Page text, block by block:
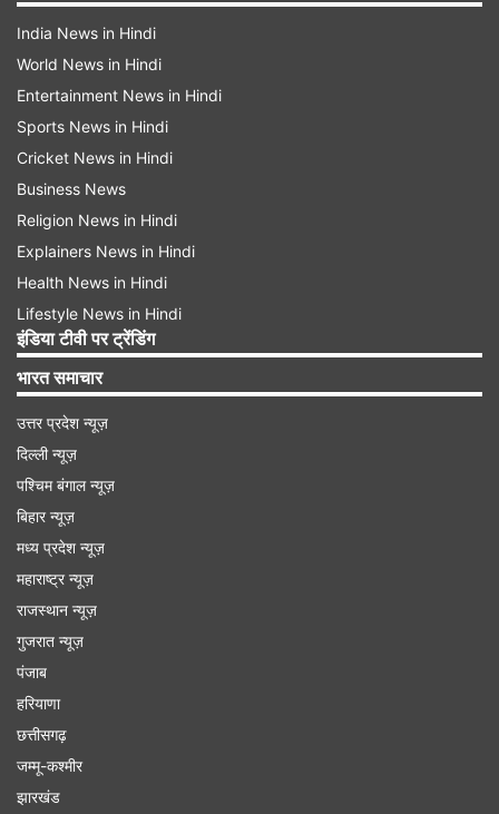
द वुल्फ ऑफ वॉल स्ट्रीट (2013) - निर्देशक: मार्टिन
स्कॉर्सेसी
यह सिर्फ़ एक फ़िल्म नहीं है - यह एक रोमांचक सफ़र है! द
वुल्फ़ ऑफ़ वॉल स्ट्रीट 90 के दशक में स्टॉक ट्रेडिंग की
कच्ची ऊर्जा और पागलपन को सामने लाती है। मोतीलाल
ओसवाल के मुताबिक, अगर आप पंप-एंड-डंप स्कीम और वॉल
स्ट्रीट की अधिकता की दुनिया की झलक देखना चाहते हैं, तो
द वुल्फ ऑफ वॉल स्ट्रीट देखने के लिए सबसे बढ़िया फिल्म
है।
बाजार (2018) - निर्देशक: गौरव के. चावला
आप हिंदी में शेयर मार्केट पर आधारित फिल्म बाजार जरूर
India News in Hindi
World News in Hindi
Entertainment News in Hindi
Sports News in Hindi
Cricket News in Hindi
Business News
Religion News in Hindi
Explainers News in Hindi
Health News in Hindi
Lifestyle News in Hindi
इंडिया टीवी पर ट्रेंडिंग
भारत समाचार
उत्तर प्रदेश न्यूज़
दिल्ली न्यूज़
पश्चिम बंगाल न्यूज़
बिहार न्यूज़
मध्य प्रदेश न्यूज़
महाराष्ट्र न्यूज़
राजस्थान न्यूज़
गुजरात न्यूज़
पंजाब
हरियाणा
छत्तीसगढ़
जम्मू-कश्मीर
झारखंड